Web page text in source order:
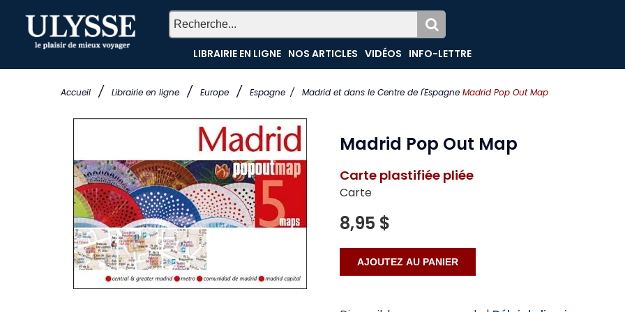
Accueil / Librairie en ligne / Europe / Espagne / Madrid et dans le Centre de l'Espagne Madrid Pop Out Map
LIBRAIRIE EN LIGNE NOS ARTICLES VIDÉOS INFO-LETTRE
Madrid Pop Out Map
Carte plastifiée pliée
Carte
8,95 $